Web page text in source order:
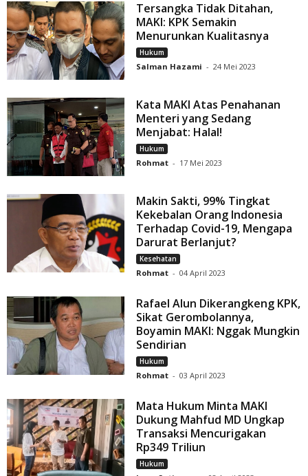
Tersangka Tidak Ditahan,
MAKI: KPK Semakin
Menurunkan Kualitasnya
Hukum
Salman Hazami - 24 Mei 2023
Kata MAKI Atas Penahanan
Menteri yang Sedang
Menjabat: Halal!
Hukum
Rohmat - 17 Mei 2023
Makin Sakti, 99% Tingkat
Kekebalan Orang Indonesia
Terhadap Covid-19, Mengapa
Darurat Berlanjut?
Kesehatan
Rohmat - 04 April 2023
Rafael Alun Dikerangkeng KPK,
Sikat Gerombolannya,
Boyamin MAKI: Nggak Mungkin
Sendirian
Hukum
Rohmat - 03 April 2023
Mata Hukum Minta MAKI
Dukung Mahfud MD Ungkap
Transaksi Mencurigakan
Rp349 Triliun
Hukum